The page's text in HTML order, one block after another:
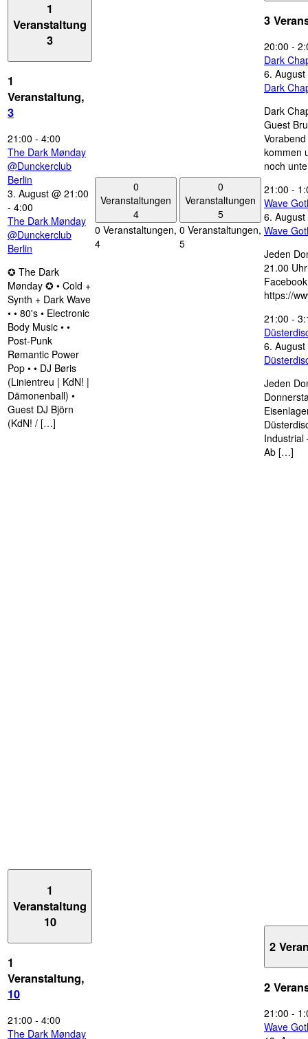
1
Veranstaltung
3
1
Veranstaltung,
3
21:00 - 4:00
The Dark Mønday
@Dunckerclub
Berlin
3. August @ 21:00
- 4:00
The Dark Mønday
@Dunckerclub
Berlin
✪ The Dark
Mønday ✪ • Cold +
Synth + Dark Wave
• • 80's • Electronic
Body Music • •
Post-Punk
Rømantic Power
Pop • • DJ Børis
(Linientreu | KdN! |
Dämonenball) •
Guest DJ Björn
(KdN! / […]
0
Veranstaltungen
4
0 Veranstaltungen,
4
0
Veranstaltungen
5
0 Veranstaltungen,
5
3
20:00 -
Dark
6.
Dark
Dark
Guest
kommen
noch
21:00 -
Wave
6.
Wave
Jeden
21.00
https://
21:00 -
6.
Jeden
Industrial
Ab […]
1
Veranstaltung
10
1
Veranstaltung,
10
21:00 - 4:00
The Dark Mønday
2
2
21:00 -
Wave